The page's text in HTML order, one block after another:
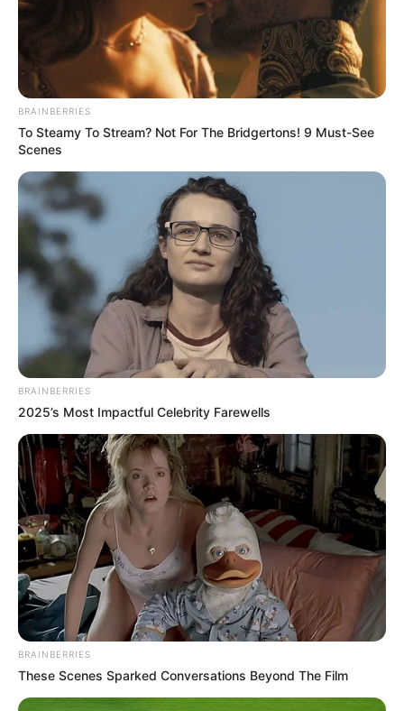
BRAINBERRIES
To Steamy To Stream? Not For The Bridgertons! 9 Must-See
Scenes
BRAINBERRIES
2025’s Most Impactful Celebrity Farewells
BRAINBERRIES
These Scenes Sparked Conversations Beyond The Film